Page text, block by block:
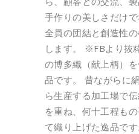
手作りの美しさだけ
全員の団結と創造性
します。 ※FBより抜
の博多織（献上柄）
品です。 昔ながらに
ら生産する加工場で
を重ね、何十工程も
て織り上げた逸品で